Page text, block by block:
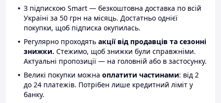
З підпискою Smart — безкоштовна доставка по всій
Україні за 50 грн на місяць. Достатньо однієї
покупки, щоб підписка окупилась.
Регулярно проходять акції від продавців та сезонні
знижки. Стежимо, щоб знижки були справжніми.
Актуальні пропозиції — на головній або в застосунку.
Великі покупки можна оплатити частинами: від 2
до 24 платежів. Потрібен лише кредитний ліміт у
банку.